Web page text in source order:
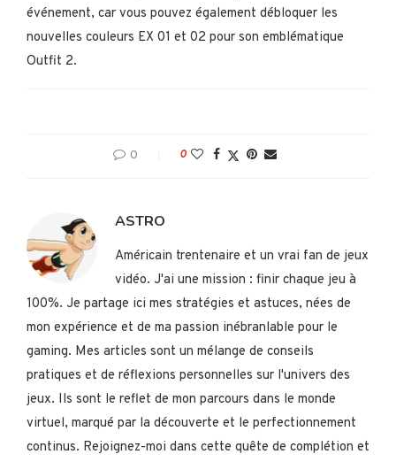
événement, car vous pouvez également débloquer les
nouvelles couleurs EX 01 et 02 pour son emblématique
Outfit 2.
0 0
ASTRO
Américain trentenaire et un vrai fan de jeux
vidéo. J'ai une mission : finir chaque jeu à
100%. Je partage ici mes stratégies et astuces, nées de
mon expérience et de ma passion inébranlable pour le
gaming. Mes articles sont un mélange de conseils
pratiques et de réflexions personnelles sur l'univers des
jeux. Ils sont le reflet de mon parcours dans le monde
virtuel, marqué par la découverte et le perfectionnement
continus. Rejoignez-moi dans cette quête de complétion et